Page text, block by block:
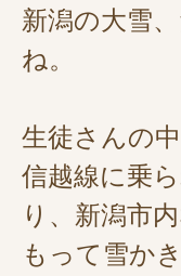
新潟の大雪
ね。
生徒さんの
信越線に乗
り、新潟市
もって雪か